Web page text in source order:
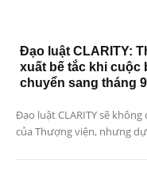
Đạo luật CLARITY:
xuất bế tắc khi cuộc
chuyển sang tháng 9
Đạo luật CLARITY sẽ
của Thượng viện, nhưng